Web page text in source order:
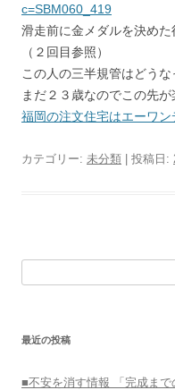
c=SBM060_419
滑走前に金メダルを決めた
（２回目参照）
この人の三半規管はどう
まだ２３歳なのでこの先が
福岡の注文住宅はエーワ
カテゴリー: 未分類 | 投稿日:
索:
最近の投稿
■不安を消す情報 「完成まで